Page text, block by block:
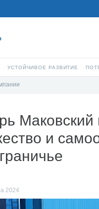
УСТОЙЧИВОЕ РАЗВИТИЕ
Маковский
и
2024